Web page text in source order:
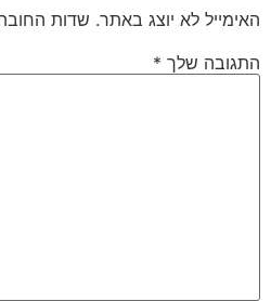
האימייל לא יוצג באתר. שדות
התגובה שלך *